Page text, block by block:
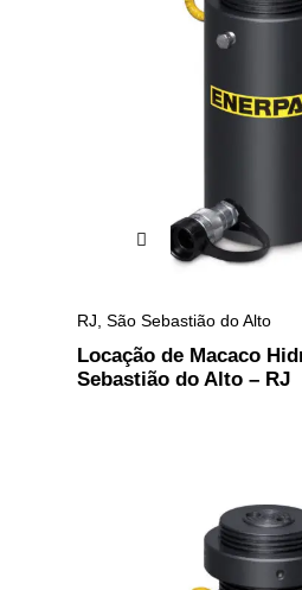
RJ São Sebastião do Alto
Locação de Macaco
Sebastião do Alto – RJ